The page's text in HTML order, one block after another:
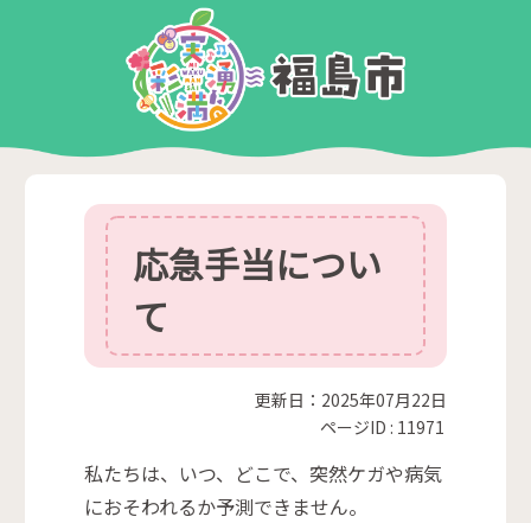
応急手当につい
て
更新日：2025年07月22日
ページID : 11971
私たちは、いつ、どこで、突然ケガや病気
におそわれるか予測できません。